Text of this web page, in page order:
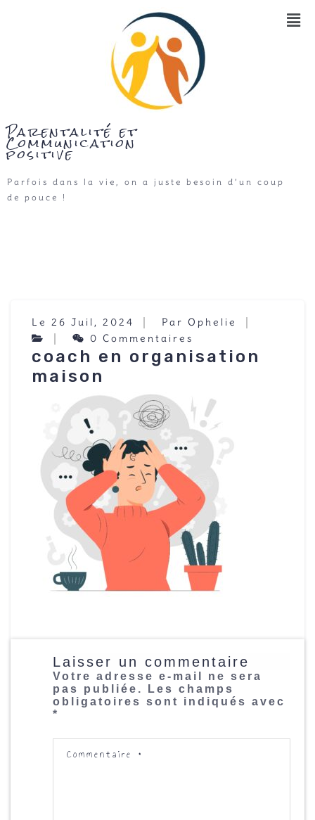
Parentalité et
Communication
positive
Parfois dans la vie, on a juste besoin d’un coup
de pouce !
Le 26 Juil, 2024
Par Ophelie
0 Commentaires
coach en organisation
maison
Laisser un commentaire
Votre adresse e-mail ne sera
pas publiée.
Les champs
obligatoires sont indiqués avec
*
Commentaire *